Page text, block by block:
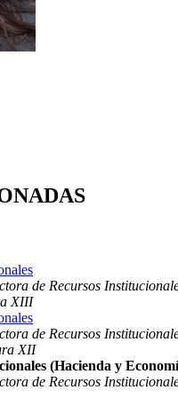
de Recursos
XIII
de Recursos
XII
(Hacienda y
de Recursos